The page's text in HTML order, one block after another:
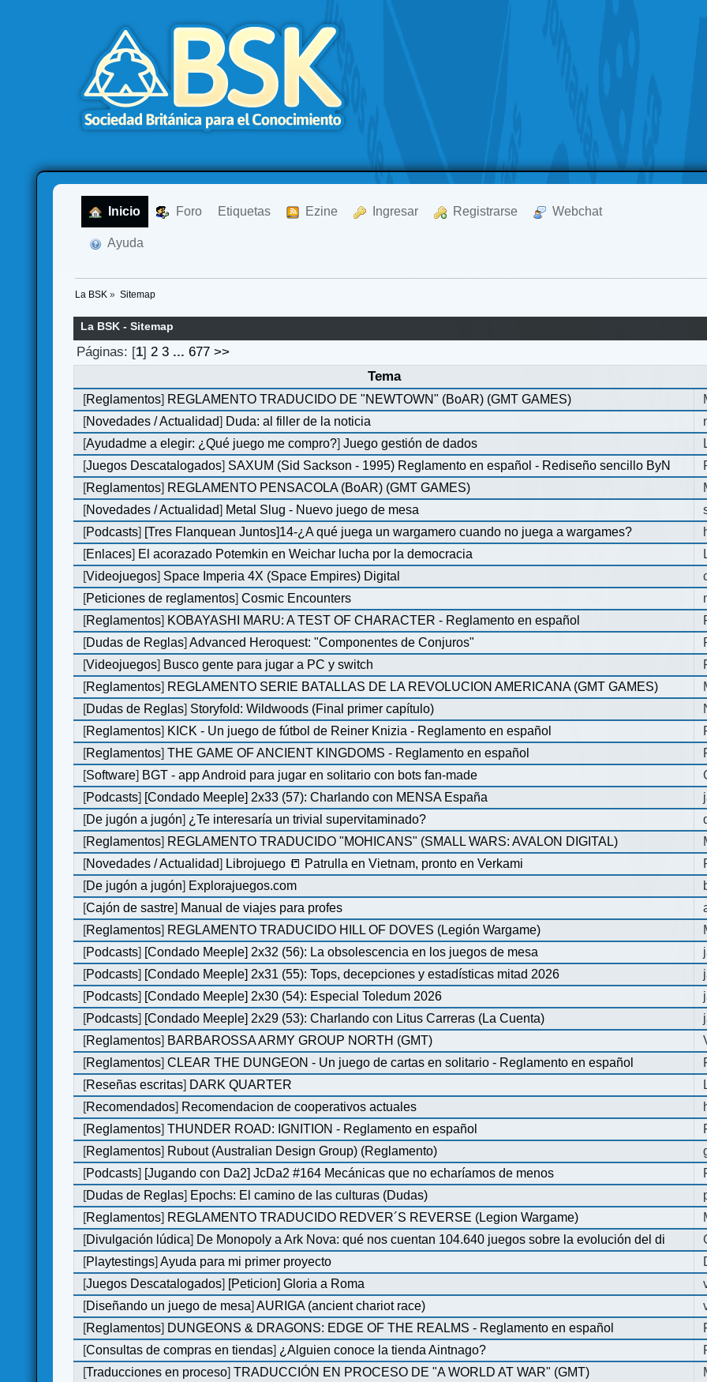
Inicio Foro Etiquetas Ezine Ingresar Registrarse Webchat
Ayuda
La BSK » Sitemap
La BSK - Sitemap
Páginas: [1] 2 3 ... 677 >>
Tema
[Reglamentos] REGLAMENTO TRADUCIDO DE "NEWTOWN" (BoAR) (GMT GAMES)
[Novedades / Actualidad] Duda: al filler de la noticia
[Ayudadme a elegir: ¿Qué juego me compro?]Juego gestión de dados
[Juegos Descatalogados] SAXUM (Sid Sackson - 1995) Reglamento en español - Rediseño sencillo ByN
[Reglamentos] REGLAMENTO PENSACOLA (BoAR) (GMT GAMES)
[Novedades / Actualidad] Metal Slug - Nuevo juego de mesa
[Podcasts] [Tres Flanquean Juntos]14-¿A qué juega un wargamero cuando no juega a wargames?
[Enlaces] El acorazado Potemkin en Weichar lucha por la democracia
[Videojuegos] Space Imperia 4X (Space Empires) Digital
[Peticiones de reglamentos]Cosmic Encounters
[Reglamentos] KOBAYASHI MARU: A TEST OF CHARACTER - Reglamento en español
[Dudas de Reglas]Advanced Heroquest: "Componentes de Conjuros"
[Videojuegos] Busco gente para jugar a PC y switch
[Reglamentos] REGLAMENTO SERIE BATALLAS DE LA REVOLUCION AMERICANA (GMT GAMES)
[Dudas de Reglas] Storyfold: Wildwoods (Final primer capítulo)
[Reglamentos] KICK - Un juego de fútbol de Reiner Knizia - Reglamento en español
[Reglamentos]THE GAME OF ANCIENT KINGDOMS - Reglamento en español
[Software] BGT - app Android para jugar en solitario con bots fan-made
[Podcasts] [Condado Meeple] 2x33 (57): Charlando con MENSA España
[De jugón a jugón] ¿Te interesaría un trivial supervitaminado?
[Reglamentos] REGLAMENTO TRADUCIDO "MOHICANS" (SMALL WARS: AVALON DIGITAL)
[Novedades / Actualidad] Librojuego 📒 Patrulla en Vietnam, pronto en Verkami
[De jugón a jugón] Explorajuegos.com
[Cajón de sastre] Manual de viajes para profes
[Reglamentos] REGLAMENTO TRADUCIDO HILL OF DOVES (Legión Wargame)
[Podcasts] [Condado Meeple] 2x32 (56): La obsolescencia en los juegos de mesa
[Podcasts] [Condado Meeple] 2x31 (55): Tops, decepciones y estadísticas mitad 2026
[Podcasts] [Condado Meeple] 2x30 (54): Especial Toledum 2026
[Podcasts] [Condado Meeple] 2x29 (53): Charlando con Litus Carreras (La Cuenta)
[Reglamentos] BARBAROSSA ARMY GROUP NORTH (GMT)
[Reglamentos]CLEAR THE DUNGEON - Un juego de cartas en solitario - Reglamento en español
[Reseñas escritas] DARK QUARTER
[Recomendados] Recomendacion de cooperativos actuales
[Reglamentos]THUNDER ROAD: IGNITION - Reglamento en español
[Reglamentos] Rubout (Australian Design Group) (Reglamento)
[Podcasts] [Jugando con Da2] JcDa2 #164 Mecánicas que no echaríamos de menos
[Dudas de Reglas] Epochs: El camino de las culturas (Dudas)
[Reglamentos] REGLAMENTO TRADUCIDO REDVER´S REVERSE (Legion Wargame)
[Divulgación lúdica] De Monopoly a Ark Nova: qué nos cuentan 104.640 juegos sobre la evolución del di
[Playtestings]Ayuda para mi primer proyecto
[Juegos Descatalogados] [Peticion] Gloria a Roma
[Diseñando un juego de mesa]AURIGA (ancient chariot race)
[Reglamentos] DUNGEONS & DRAGONS: EDGE OF THE REALMS - Reglamento en español
[Consultas de compras en tiendas] ¿Alguien conoce la tienda Aintnago?
[Traducciones en proceso]TRADUCCIÓN EN PROCESO DE "A WORLD AT WAR" (GMT)